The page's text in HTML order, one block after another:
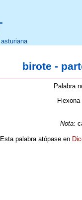
birote -
Palabra
Nota:
Esta palabra atópase en